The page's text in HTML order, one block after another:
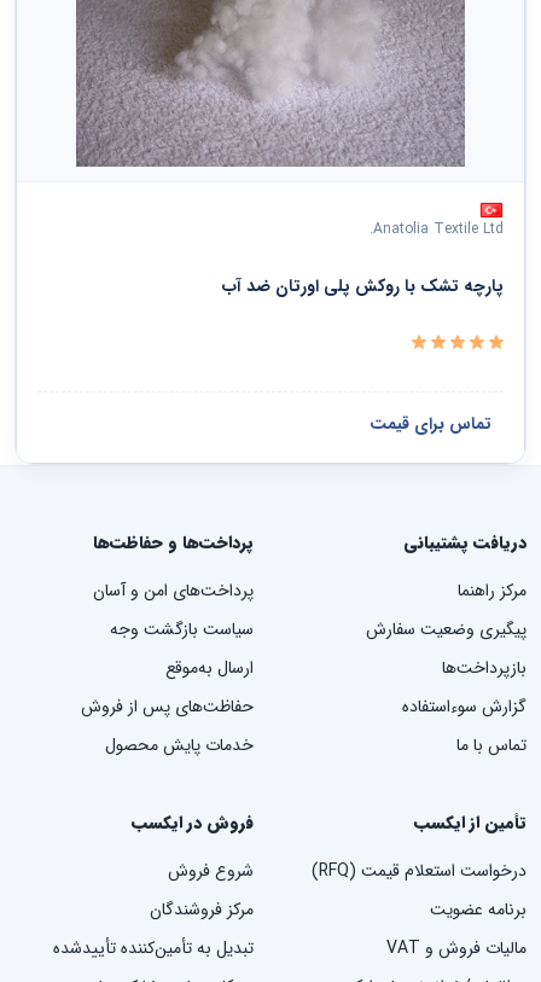
Anatolia Textile Ltd.
پارچه تشک با روکش پلی اورتان ضد آب
تماس برای قیمت
دریافت پشتیبانی
مرکز راهنما
پیگیری وضعیت سفارش
بازپرداخت‌ها
گزارش سوءاستفاده
تماس با ما
پرداخت‌ها و حفاظت‌ها
پرداخت‌های امن و آسان
سیاست بازگشت وجه
ارسال به‌موقع
حفاظت‌های پس از فروش
خدمات پایش محصول
تأمین از ایکسب
درخواست استعلام قیمت (RFQ)
برنامه عضویت
مالیات فروش و VAT
فروش در ایکسب
شروع فروش
مرکز فروشندگان
تبدیل به تأمین‌کننده تأییدشده